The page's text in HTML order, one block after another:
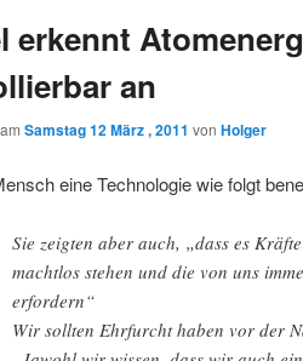
erkennt
an
Samstag 12 März , 2011 von Holger
eine Technologie wie folgt
Sie zeigten aber auch, „dass es
machtlos stehen und die von uns
erfordern“
Wir sollten Ehrfurcht haben vor der